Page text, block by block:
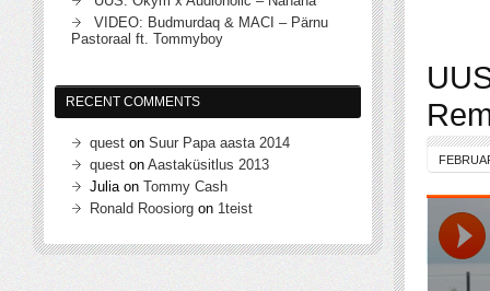
VIDEO: Budmurdaq & MACI – Pärnu
Pastoraal ft. Tommyboy
RECENT COMMENTS
quest on Suur Papa aasta 2014
quest on Aastaküsitlus 2013
Juliaon Tommy Cash
Ronald Roosiorg on 1teist